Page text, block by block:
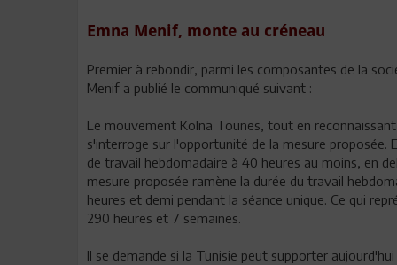
Emna Menif, monte au créneau
Premier à rebondir, parmi les composantes de la
Menif a publié le communiqué suivant :
Le mouvement Kolna Tounes, tout en
s'interroge sur l'opportunité de la mesure
de travail hebdomadaire à 40 heures au moins, en
mesure proposée ramène la durée du travail
heures et demi pendant la séance unique. Ce qui
290 heures et 7 semaines.
Il se demande si la Tunisie peut supporter